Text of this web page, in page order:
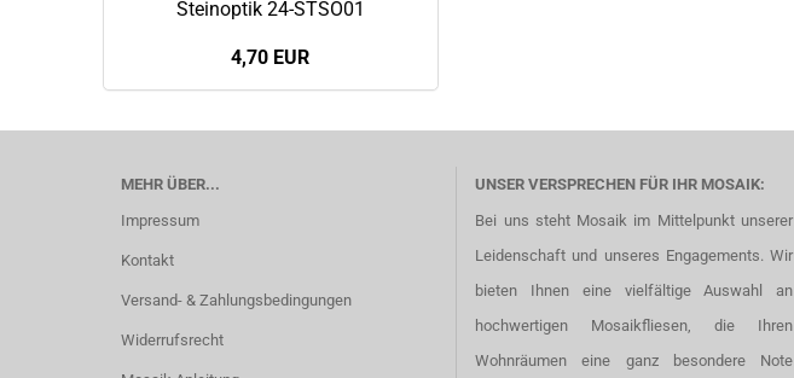
Steinoptik 24-STSO01
4,70 EUR
MEHR ÜBER...
Impressum
Kontakt
Versand- & Zahlungsbedingungen
Widerrufsrecht
UNSER VERSPRECHEN FÜR IHR MOSAIK:
Bei uns steht Mosaik im Mittelpunkt unserer
Leidenschaft und unseres Engagements. Wir
bieten Ihnen eine vielfältige Auswahl an
hochwertigen Mosaikfliesen, die Ihren
Wohnräumen eine ganz besondere Note